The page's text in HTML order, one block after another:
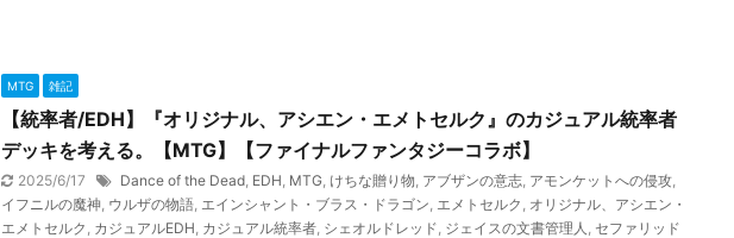
MTG 雑記
【統率者/EDH】『オリジナル、アシエン・エメトセルク』のカジュアル統率者
デッキを考える。【MTG】【ファイナルファンタジーコラボ】
2025/6/17 Dance of the Dead, EDH, MTG, けちな贈り物, アブザンの意志, アモンケットへの侵攻,
イフニルの魔神, ウルザの物語, エインシャント・ブラス・ドラゴン, エメトセルク , オリジナル、アシエン・
エメトセルク , カジュアルEDH, カジュアル統率者, シェオルドレッド, ジェイスの文書管理人 , セファリッド